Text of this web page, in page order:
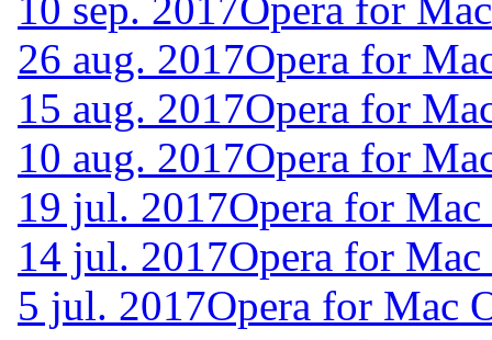
26 aug. 2017Opera for
15 aug. 2017Opera for
10 aug. 2017Opera for
19 jul. 2017Opera for
14 jul. 2017Opera for
5 jul. 2017Opera for Mac